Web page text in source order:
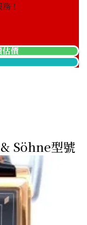
！
價
Söhne型號